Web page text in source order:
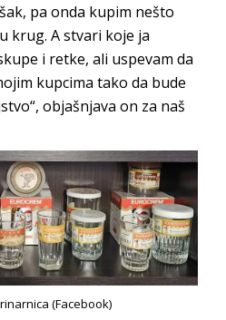
pa onda kupim nešto
krug. A stvari koje ja
i retke, ali uspevam da
kupcima tako da bude
objašnjava on za naš
(Facebook)